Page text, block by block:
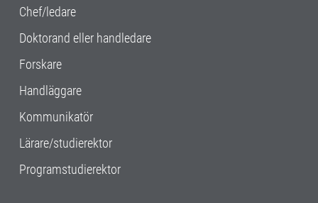
Chef/ledare
Doktorand eller handledare
Forskare
Handläggare
Kommunikatör
Lärare/studierektor
Programstudierektor